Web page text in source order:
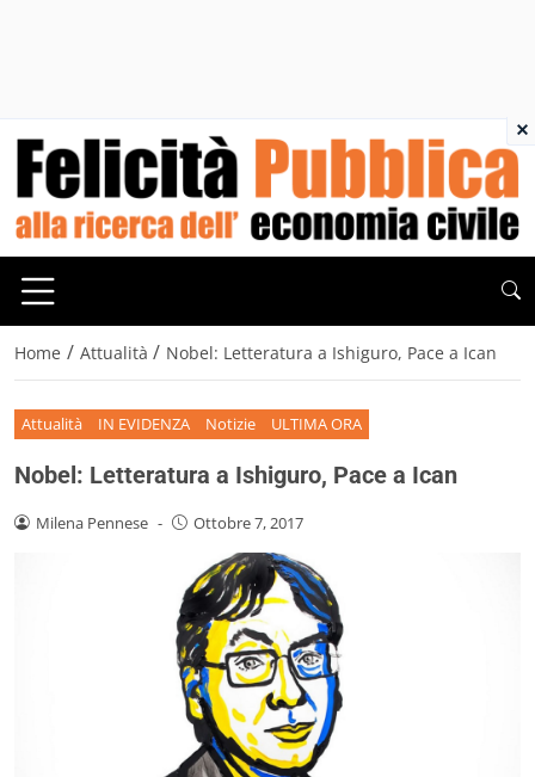
Home / Attualità / Nobel: Letteratura a Ishiguro, Pace a Ican
Attualità IN EVIDENZA Notizie ULTIMA ORA
Nobel: Letteratura a Ishiguro, Pace a Ican
Milena Pennese - Ottobre 7, 2017
×